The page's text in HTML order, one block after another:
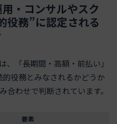
・コンサルやスク
役務”に認定される
、「長期間・高額・前払い」
役務とみなされるかどうか
合わせで判断されています。
要素